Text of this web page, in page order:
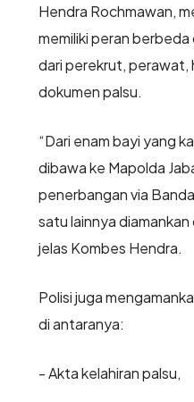
Hendra Rochmawan,
memiliki peran berbeda
dari perekrut, perawat,
dokumen palsu.
“Dari enam bayi yang
dibawa ke Mapolda
penerbangan via
satu lainnya
jelas Kombes Hendra.
Polisi juga
di antaranya:
- Akta kelahiran palsu,